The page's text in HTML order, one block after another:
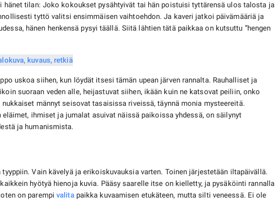
hänet tilan: Joko kokoukset pysähtyivät tai hän poistuisi tyttärensä ulos talosta ja
tyttö valitsi ensimmäisen vaihtoehdon. Ja kaveri jatkoi päivämääriä ja
hänen henkensä pysyi täällä. Siitä lähtien tätä paikkaa on kutsuttu ”hengen
uskoa siihen, kun löydät itsesi tämän upean järven rannalta. Rauhalliset ja
suoraan veden alle, heijastuvat siihen, ikään kuin ne katsovat peiliin, onko
männyt seisovat tasaisissa riveissä, täynnä monia mysteereitä.
ihmiset ja jumalat asuivat näissä paikoissa yhdessä, on säilynyt
ja humanismista.
tyyppiin. Vain kävelyä ja erikoiskuvauksia varten. Toinen järjestetään iltapäivällä.
hyötyä hienoja kuvia. Pääsy saarelle itse on kielletty, ja pysäköinti rannalla
on parempivalitapaikka kuvaamisen etukäteen, mutta silti veneessä. Ei ole